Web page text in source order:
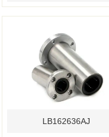
LB162636AJ